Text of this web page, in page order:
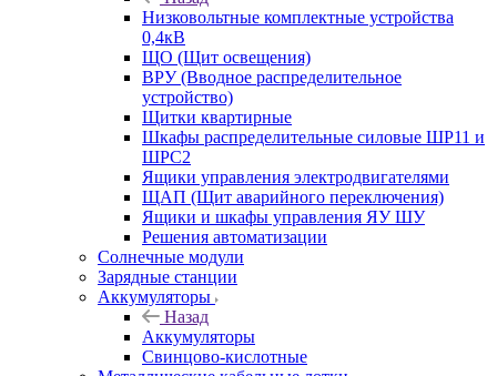
Низковольтные комплектные устройства
0,4кВ
ЩО (Щит освещения)
ВРУ (Вводное распределительное
устройство)
Щитки квартирные
Шкафы распределительные силовые ШР11 и
ШРС2
Ящики управления электродвигателями
ЩАП (Щит аварийного переключения)
Ящики и шкафы управления ЯУ ШУ
Решения автоматизации
Солнечные модули
Зарядные станции
Аккумуляторы
Назад
Аккумуляторы
Свинцово-кислотные